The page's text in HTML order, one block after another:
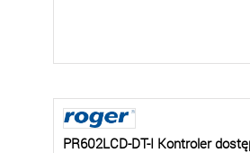
PR602LCD-DT-I Kontroler